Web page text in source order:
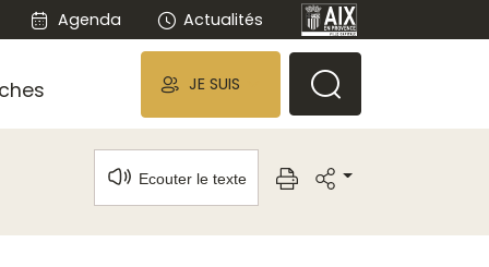
Agenda Actualités
JE SUIS
Ecouter le texte